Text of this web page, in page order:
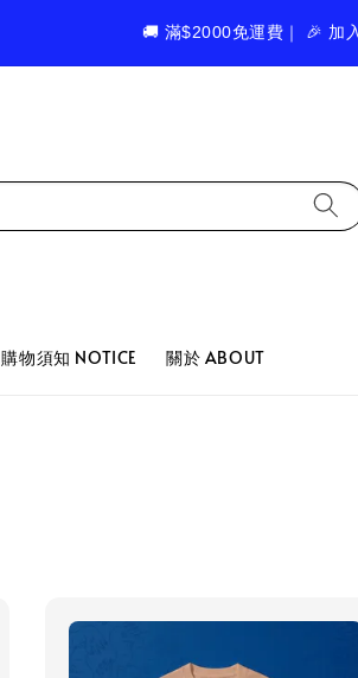
🚚 滿$2000免運費｜ 🎉 加
購物須知 NOTICE 關於 ABOUT